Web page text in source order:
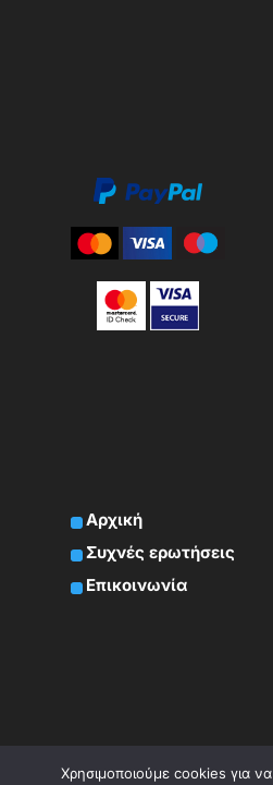
Αρχική
Συχνές ερωτήσεις
Επικοινωνία
Χρησιμοποιούμε cookies για